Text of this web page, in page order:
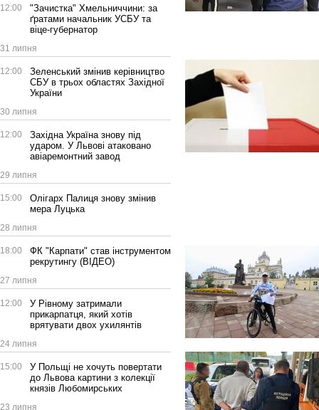
12:00
"Зачистка" Хмельниччини: за
ґратами начальник УСБУ та
віце-губернатор
31 липня
12:00
Зеленський змінив керівництво
СБУ в трьох областях Західної
України
30 липня
12:00
Західна Україна знову під
ударом. У Львові атаковано
авіаремонтний завод
29 липня
15:00
Олігарх Палиця знову змінив
мера Луцька
28 липня
18:00
ФК "Карпати" став інструментом
рекрутингу (ВІДЕО)
27 липня
12:00
У Рівному затримали
прикарпатця, який хотів
врятувати двох ухилянтів
24 липня
15:00
У Польщі не хочуть повертати
до Львова картини з колекції
князів Любомирських
23 липня